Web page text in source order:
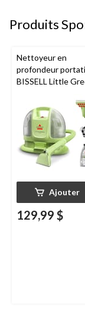
Produits
Nettoyeur en
profondeur
BISSELL Little
tapis et tissus
d'ameublement
Ajouter
129,99 $